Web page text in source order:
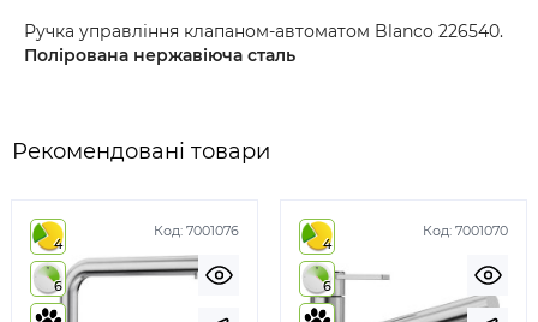
Ручка управління клапаном-автоматом Blanco 226540.
Полірована нержавіюча сталь
Рекомендовані товари
Код: 7001076
4
6
Код: 7001070
4
6